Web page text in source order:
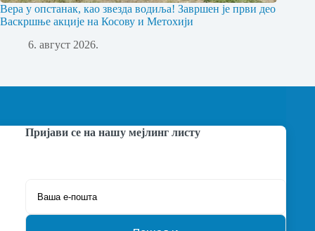
Вера у опстанак, као звезда водиља! Завршен је први део
Васкршње акције на Косову и Метохији
6. август 2026.
Пријави се на нашу мејлинг листу